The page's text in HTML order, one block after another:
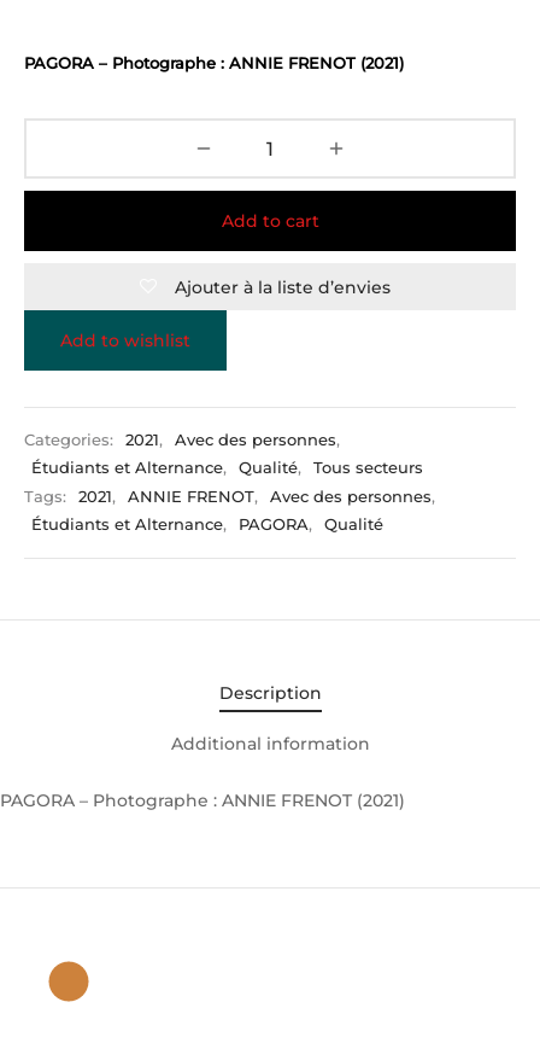
PAGORA – Photographe : ANNIE FRENOT (2021)
Add to cart
Ajouter à la liste d’envies
Add to wishlist
Categories: 2021, Avec des personnes,
Étudiants et Alternance, Qualité,
Tous secteurs
Tags:
2021, ANNIE FRENOT, Avec des personnes,
Étudiants et Alternance, PAGORA, Qualité
Description
Additional information
PAGORA – Photographe : ANNIE FRENOT (2021)